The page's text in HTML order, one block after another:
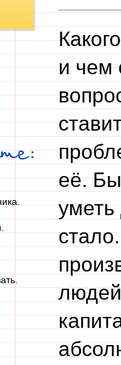
и чем
её.
уметь